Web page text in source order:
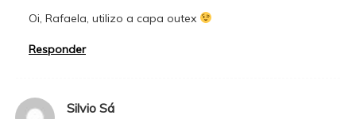
Oi, Rafaela, utilizo a capa outex
Responder
Silvio Sá